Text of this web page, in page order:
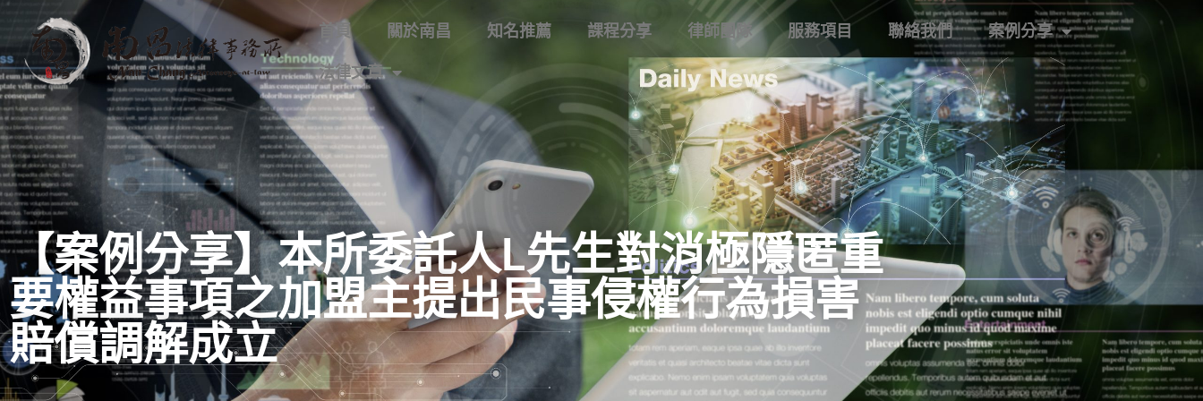
首頁 關於南昌 知名推薦 課程分享 律師團隊 服務項目 聯絡我們 案例分享
法律文章
【案例分享】本所委託人L先生對消極隱匿重
要權益事項之加盟主提出民事侵權行為損害
賠償調解成立